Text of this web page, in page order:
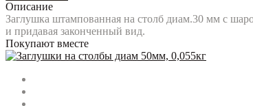
Описание
Заглушка штампованная на столб диам.30 мм с
и придавая законченный вид.
Покупают вместе